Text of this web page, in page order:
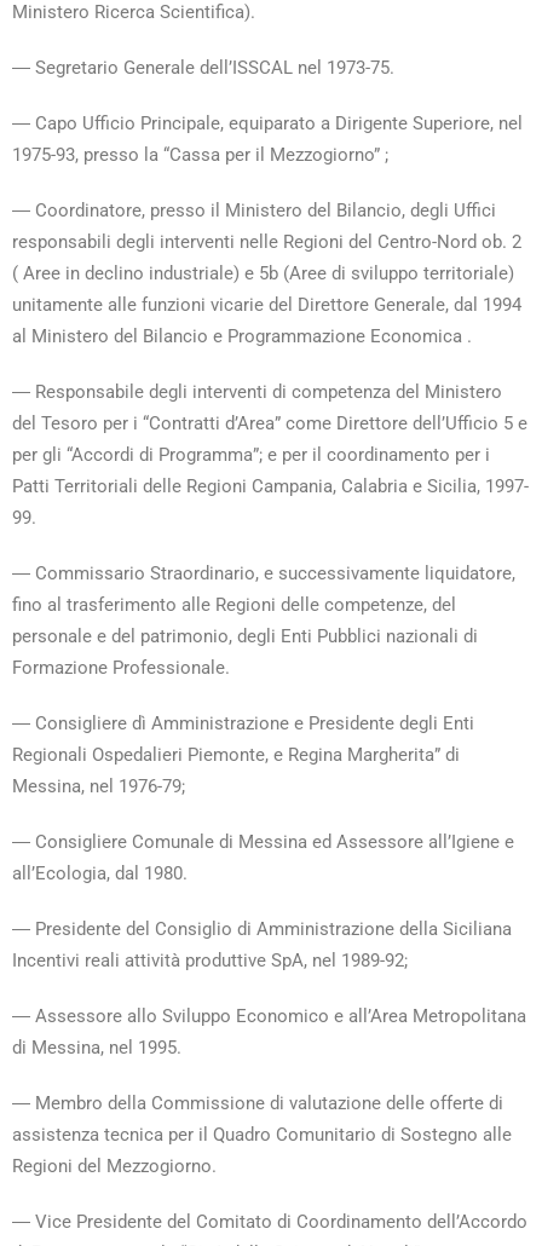
Ministero Ricerca Scientifica).
― Segretario Generale dell’ISSCAL nel 1973-75.
― Capo Ufficio Principale, equiparato a Dirigente Superiore, nel
1975-93, presso la “Cassa per il Mezzogiorno” ;
― Coordinatore, presso il Ministero del Bilancio, degli Uffici
responsabili degli interventi nelle Regioni del Centro-Nord ob. 2
( Aree in declino industriale) e 5b (Aree di sviluppo territoriale)
unitamente alle funzioni vicarie del Direttore Generale, dal 1994
al Ministero del Bilancio e Programmazione Economica .
― Responsabile degli interventi di competenza del Ministero
del Tesoro per i “Contratti d’Area” come Direttore dell’Ufficio 5 e
per gli “Accordi di Programma”; e per il coordinamento per i
Patti Territoriali delle Regioni Campania, Calabria e Sicilia, 1997-
99.
― Commissario Straordinario, e successivamente liquidatore,
fino al trasferimento alle Regioni delle competenze, del
personale e del patrimonio, degli Enti Pubblici nazionali di
Formazione Professionale.
― Consigliere dì Amministrazione e Presidente degli Enti
Regionali Ospedalieri Piemonte, e Regina Margherita” di
Messina, nel 1976-79;
― Consigliere Comunale di Messina ed Assessore all’Igiene e
all’Ecologia, dal 1980.
― Presidente del Consiglio di Amministrazione della Siciliana
Incentivi reali attività produttive SpA, nel 1989-92;
― Assessore allo Sviluppo Economico e all’Area Metropolitana
di Messina, nel 1995.
― Membro della Commissione di valutazione delle offerte di
assistenza tecnica per il Quadro Comunitario di Sostegno alle
Regioni del Mezzogiorno.
― Vice Presidente del Comitato di Coordinamento dell’Accordo